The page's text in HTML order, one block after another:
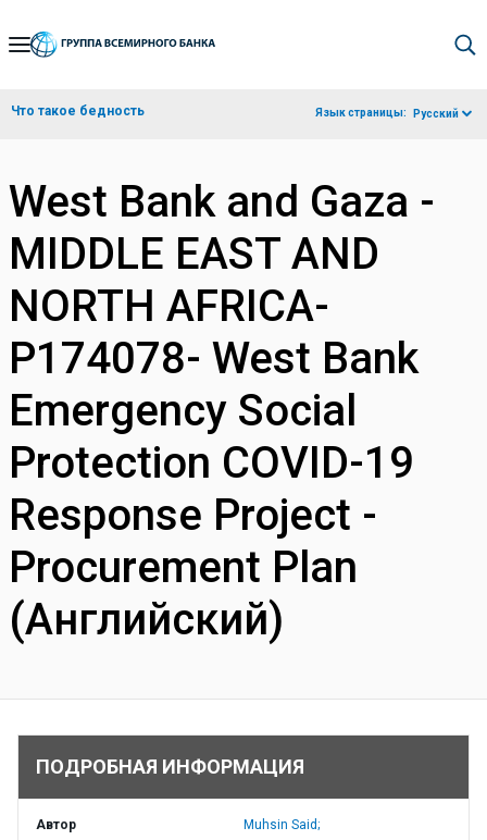
Skip
Navigation
Что такое бедность Язык страницы: Русский
West Bank and Gaza -
MIDDLE EAST AND
NORTH AFRICA-
P174078- West Bank
Emergency Social
Protection COVID-19
Response Project -
Procurement Plan
(Английский)
ПОДРОБНАЯ ИНФОРМАЦИЯ
Автор Muhsin Said;